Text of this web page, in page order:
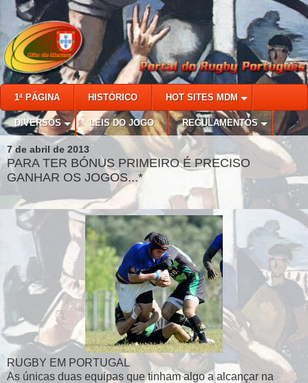
1ª PÁGINA HISTÓRICO HOT SITES MDM
DIVERSOS LEIS DO JOGO REGULAMENTOS
7 de abril de 2013
PARA TER BÓNUS PRIMEIRO É PRECISO
GANHAR OS JOGOS...*
RUGBY EM PORTUGAL
As únicas duas equipas que tinham algo a alcançar na